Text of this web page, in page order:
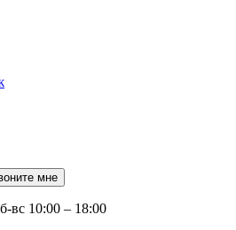
мне
вс 10:00 – 18:00